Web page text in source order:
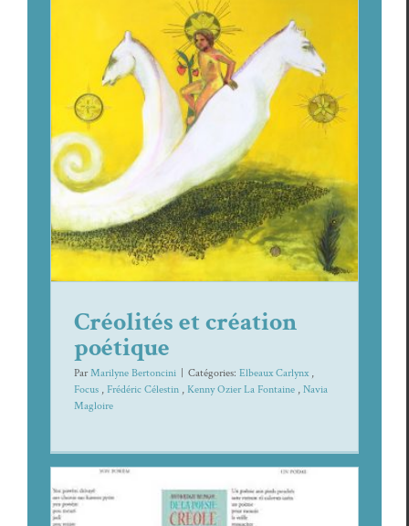
Créolités et création poétique
Elbeaux Car­l­ynx Focus Frédéric Célestin Ken­ny Ozi­er La
Fontaine Navia Magloire
Créolités et création
poétique
ParMarilyne Bertoncini | Caté­gories: Elbeaux Car­l­ynx,
Focus , Frédéric Célestin , Ken­ny Ozi­er La Fontaine , Navia
Magloire